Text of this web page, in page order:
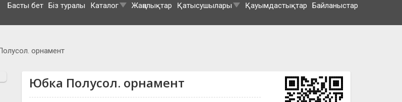
Басты бет Біз туралы Каталог Жаңалықтар Қатысушылары Қауымдастықтар Байланыстар
орнамент
Юбка Полусол. орнамент